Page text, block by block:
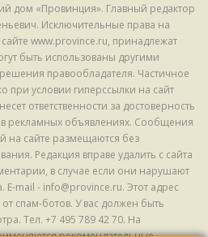
дом «Провинция». Главный редактор
Исключительные права на
www.province.ru, принадлежат
быть использованы другими
правообладателя. Частичное
при условии гиперссылки на сайт
ответственности за достоверность
рекламных объявлениях. Сообщения
на сайте размещаются без
Редакция вправе удалить с сайта
в случае если они нарушают
E-mail - info@province.ru. Этот адрес
спам-ботов. У вас должен быть
Tел. +7 495 789 42 70. На